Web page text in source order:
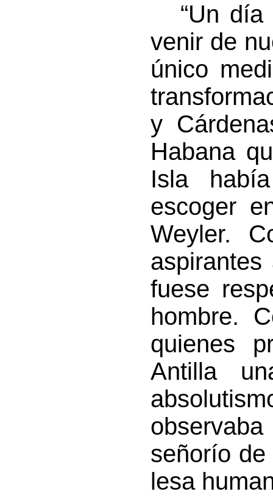
“Un día
venir de
único
y
Habana
Isla
escoger
Weyler.
fuese
hombre.
quienes
Antilla
señorío
lesa